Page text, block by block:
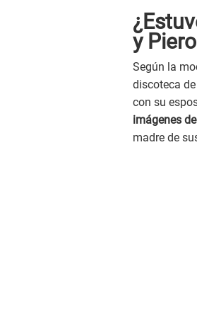
y
Según la
discoteca
con su
imágenes
madre de